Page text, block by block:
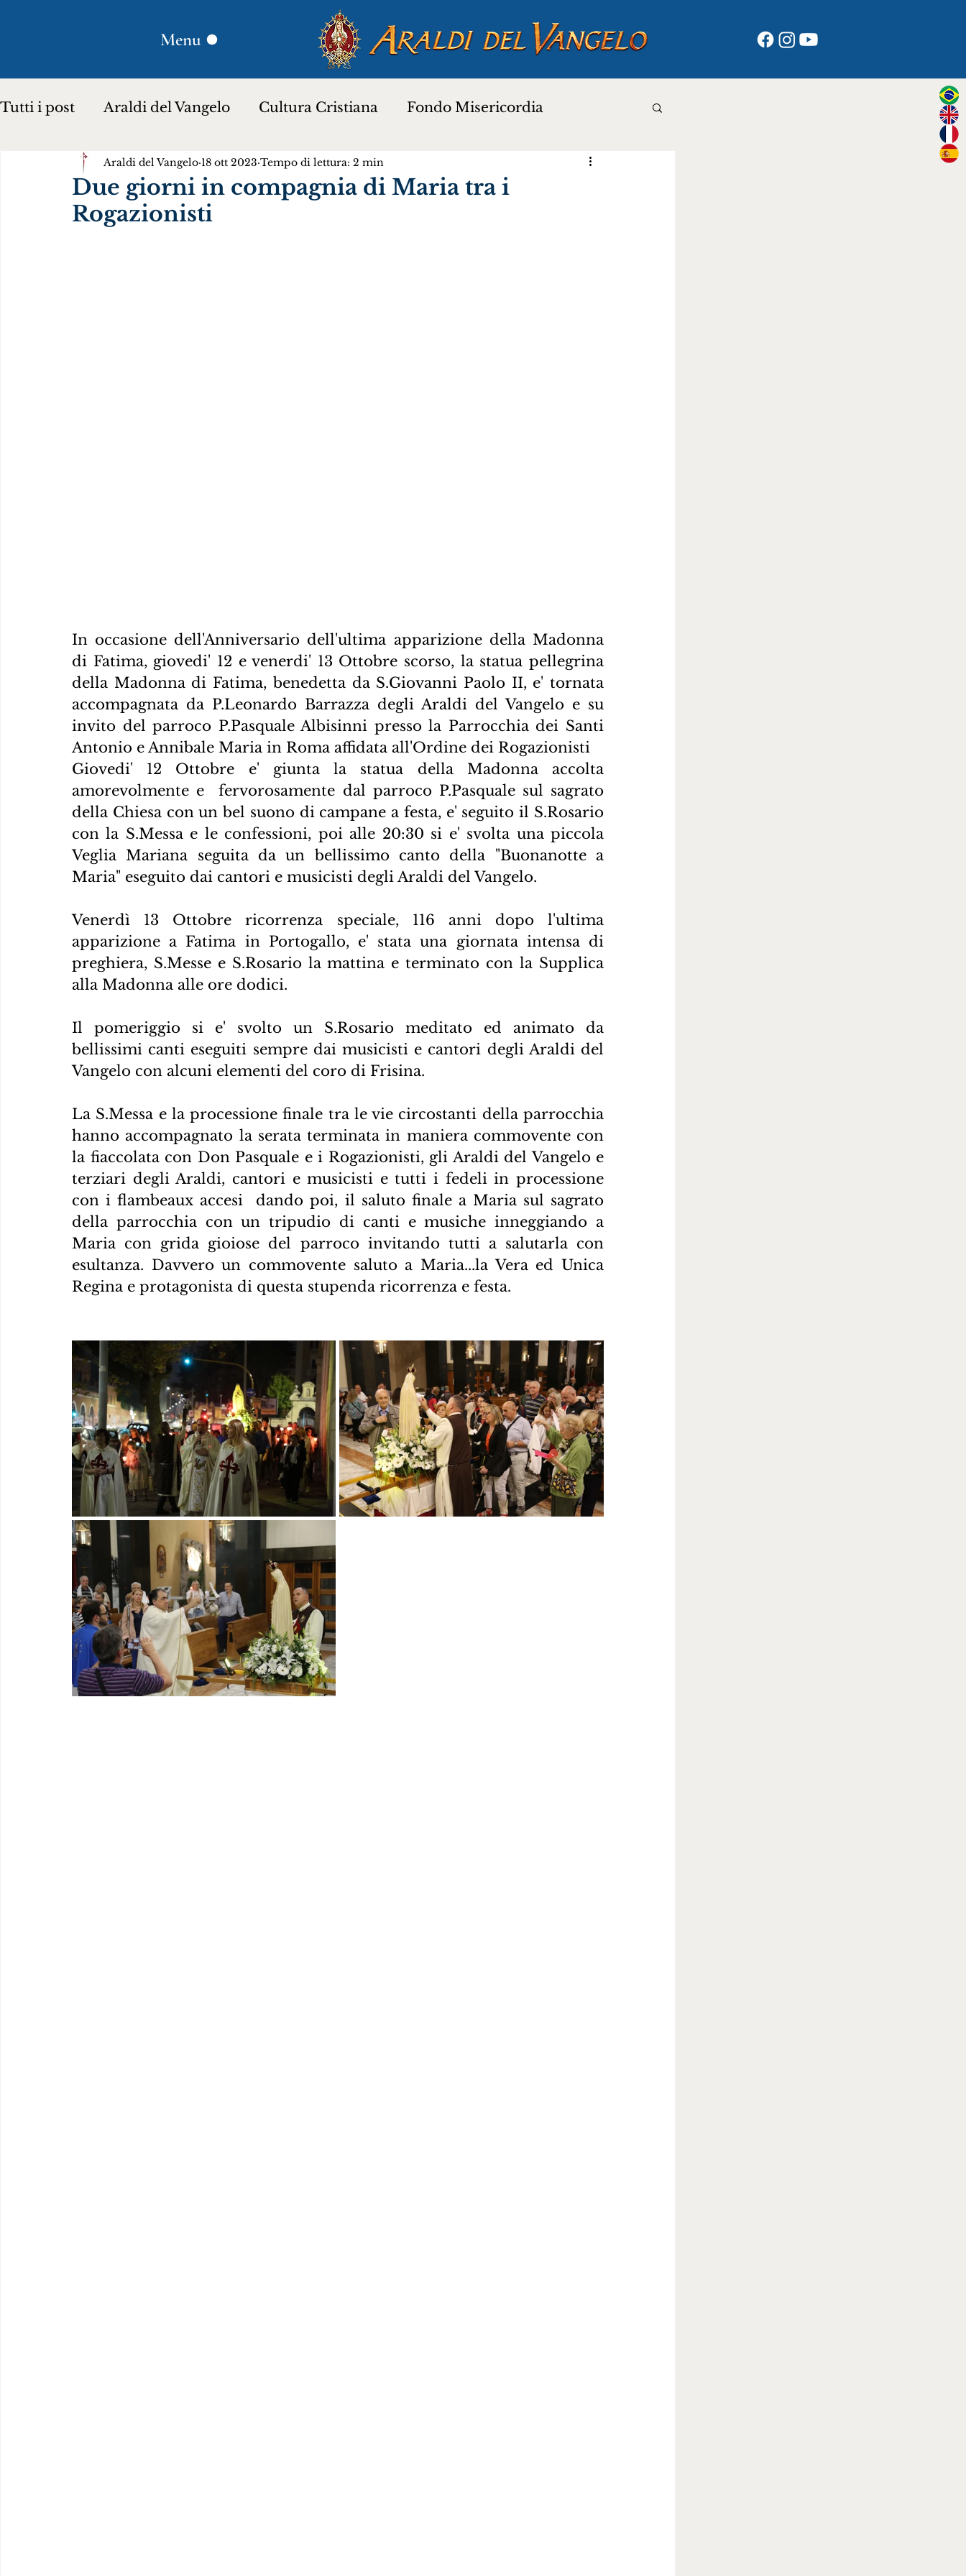
Menu
Tutti i post Araldi del Vangelo Cultura Cristiana Fondo Misericordia
Plinio Corrêa de Oliveira Donna Lucilia Proverbi dei Santi Santi e Beati
Storia per bambini… Testimoniare
Due giorni in compagnia di Maria tra i
Rogazionisti
Araldi del Vangelo 18 ott 2023 Tempo di lettura: 2 min
In occasione dell'Anniversario dell'ultima apparizione della Madonna
di Fatima, giovedi' 12 e venerdi' 13 Ottobre scorso, la statua pellegrina
della Madonna di Fatima, benedetta da S.Giovanni Paolo II, e' tornata
accompagnata da P.Leonardo Barrazza degli Araldi del Vangelo e su
invito del parroco P.Pasquale Albisinni presso la Parrocchia dei Santi
Antonio e Annibale Maria in Roma affidata all'Ordine dei Rogazionisti
Giovedi' 12 Ottobre e' giunta la statua della Madonna accolta
amorevolmente e  fervorosamente dal parroco P.Pasquale sul sagrato
della Chiesa con un bel suono di campane a festa, e' seguito il S.Rosario
con la S.Messa e le confessioni, poi alle 20:30 si e' svolta una piccola
Veglia Mariana seguita da un bellissimo canto della "Buonanotte a
Maria" eseguito dai cantori e musicisti degli Araldi del Vangelo.
Venerdì 13 Ottobre ricorrenza speciale, 116 anni dopo l'ultima
apparizione a Fatima in Portogallo, e' stata una giornata intensa di
preghiera, S.Messe e S.Rosario la mattina e terminato con la Supplica
alla Madonna alle ore dodici.
Il pomeriggio si e' svolto un S.Rosario meditato ed animato da
bellissimi canti eseguiti sempre dai musicisti e cantori degli Araldi del
Vangelo con alcuni elementi del coro di Frisina.
La S.Messa e la processione finale tra le vie circostanti della parrocchia
hanno accompagnato la serata terminata in maniera commovente con
la fiaccolata con Don Pasquale e i Rogazionisti, gli Araldi del Vangelo e
terziari degli Araldi, cantori e musicisti e tutti i fedeli in processione
con i flambeaux accesi  dando poi, il saluto finale a Maria sul sagrato
della parrocchia con un tripudio di canti e musiche inneggiando a
Maria con grida gioiose del parroco invitando tutti a salutarla con
esultanza. Davvero un commovente saluto a Maria...la Vera ed Unica
Regina e protagonista di questa stupenda ricorrenza e festa.